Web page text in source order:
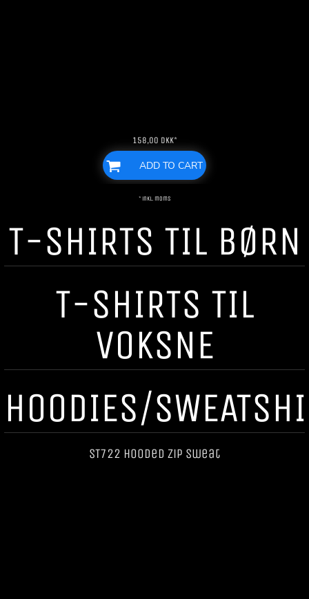
158,00 DKK*
ADD TO CART
* inkl. moms
T-SHIRTS TIL BØRN
T-SHIRTS TIL
VOKSNE
HOODIES/
ST722 Hooded Zip Sweat